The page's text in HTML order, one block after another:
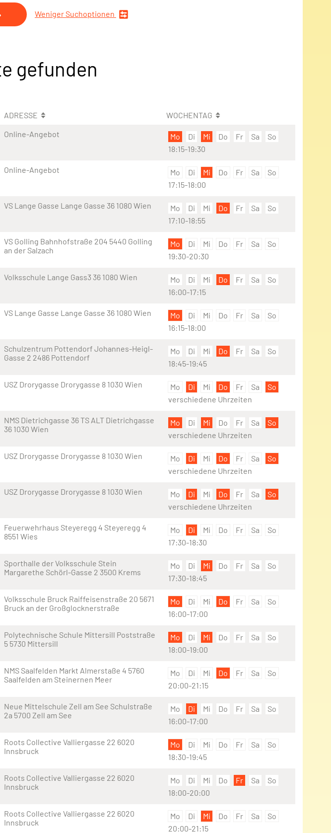
Weniger Suchoptionen
gefunden
ADRESSE
WOCHENTAG
Online-Angebot Mo Di Mi Do Fr Sa
So
18:15-19:30
Online-Angebot Mo Di Mi Do Fr Sa
So
17:15-18:00
VS Lange Gasse Lange Gasse 36 1080 Wien Mo Di Mi Do Fr Sa
So
17:10-18:55
VS Golling Bahnhofstraße 204 5440 Golling
an der Salzach
Mo Di Mi Do Fr Sa
So
19:30-20:30
Volksschule Lange Gass3 36 1080 Wien Mo Di Mi Do Fr Sa
So
16:00-17:15
VS Lange Gasse Lange Gasse 36 1080 Wien Mo Di Mi Do Fr Sa
So
16:15-18:00
Schulzentrum Pottendorf Johannes-Heigl-
Gasse 2 2486 Pottendorf
Mo Di Mi Do Fr Sa
So
18:45-19:45
USZ Drorygasse Drorygasse 8 1030 Wien Mo Di Mi Do Fr Sa
So
verschiedene Uhrzeiten
NMS Dietrichgasse 36 TS ALT Dietrichgasse
36 1030 Wien
Mo Di Mi Do Fr Sa
So
verschiedene Uhrzeiten
USZ Drorygasse Drorygasse 8 1030 Wien Mo Di Mi Do Fr Sa
So
verschiedene Uhrzeiten
USZ Drorygasse Drorygasse 8 1030 Wien Mo Di Mi Do Fr Sa
So
verschiedene Uhrzeiten
Feuerwehrhaus Steyeregg 4 Steyeregg 4
8551 Wies
Mo Di Mi Do Fr Sa
So
17:30-18:30
Sporthalle der Volksschule Stein
Margarethe Schörl-Gasse 2 3500 Krems
Mo Di Mi Do Fr Sa
So
17:30-18:45
Volksschule Bruck Raiffeisenstraße 20 5671
Bruck an der Großglocknerstraße
Mo Di Mi Do Fr Sa
So
16:00-17:00
Polytechnische Schule Mittersill Poststraße
5 5730 Mittersill
Mo Di Mi Do Fr Sa
So
18:00-19:00
NMS Saalfelden Markt Almerstaße 4 5760
Saalfelden am Steinernen Meer
Mo Di Mi Do Fr Sa
So
20:00-21:15
Neue Mittelschule Zell am See Schulstraße
2a 5700 Zell am See
Mo Di Mi Do Fr Sa
So
16:00-17:00
Roots Collective Valliergasse 22 6020
Innsbruck
Mo Di Mi Do Fr Sa
So
18:30-19:45
Roots Collective Valliergasse 22 6020
Innsbruck
Mo Di Mi Do Fr Sa
So
18:00-20:00
Roots Collective Valliergasse 22 6020
Innsbruck
Mo Di Mi Do Fr Sa
So
20:00-21:15